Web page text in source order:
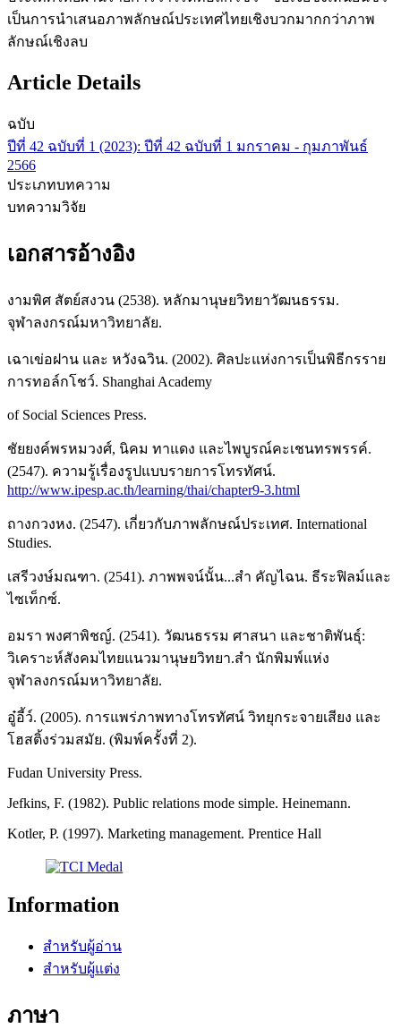
เป็นการนำเสนอภาพลักษณ์ประเทศไทยเชิงบวกมากกว่าภาพ
ลักษณ์เชิงลบ
Article Details
ฉบับ
ปีที่ 42 ฉบับที่ 1 (2023): ปีที่ 42 ฉบับที่ 1 มกราคม - กุมภาพันธ์
2566
ประเภทบทความ
บทความวิจัย
เอกสารอ้างอิง
งามพิศ สัตย์สงวน (2538). หลักมานุษยวิทยาวัฒนธรรม.
จุฬาลงกรณ์มหาวิทยาลัย.
เฉาเข่อฝาน และ หวังฉวิน. (2002). ศิลปะแห่งการเป็นพิธีกรราย
การทอล์กโชว์. Shanghai Academy
of Social Sciences Press.
ชัยยงค์พรหมวงศ์, นิคม ทาแดง และไพบูรณ์คะเชนทรพรรค์.
(2547). ความรู้เรื่องรูปแบบรายการโทรทัศน์.
http://www.ipesp.ac.th/learning/thai/chapter9-3.html
ถางกวงหง. (2547). เกี่ยวกับภาพลักษณ์ประเทศ. International
Studies.
เสรีวงษ์มณฑา. (2541). ภาพพจน์นั้น...สำ คัญไฉน. ธีระฟิลม์และ
ไซเท็กซ์.
อมรา พงศาพิชญ์. (2541). วัฒนธรรม ศาสนา และชาติพันธุ์:
วิเคราะห์สังคมไทยแนวมานุษยวิทยา.สำ นักพิมพ์แห่ง
จุฬาลงกรณ์มหาวิทยาลัย.
อู๋อี้ว์. (2005). การแพร่ภาพทางโทรทัศน์ วิทยุกระจายเสียง และ
โฮสติ้งร่วมสมัย. (พิมพ์ครั้งที่ 2).
Fudan University Press.
Jefkins, F. (1982). Public relations mode simple. Heinemann.
Kotler, P. (1997). Marketing management. Prentice Hall
Information
สำหรับผู้อ่าน
สำหรับผู้แต่ง
ภาษา